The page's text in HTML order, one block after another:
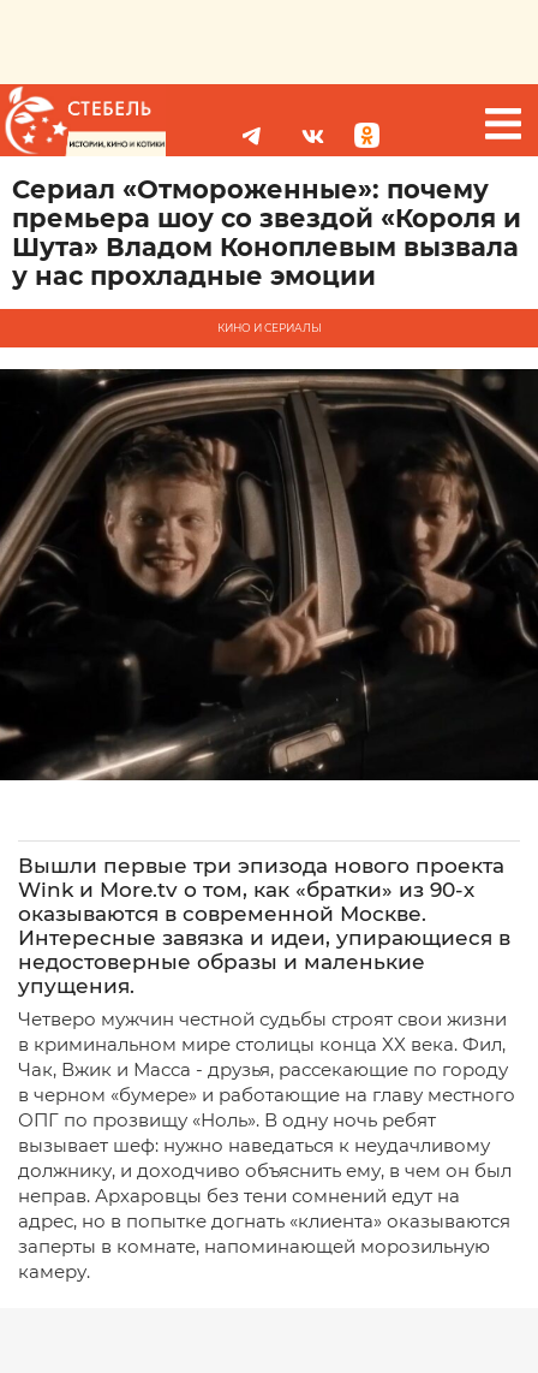
Сериал «Отмороженные»: почему
премьера шоу со звездой «Короля и
Шута» Владом Коноплевым вызвала
у нас прохладные эмоции
КИНО И СЕРИАЛЫ
Вышли первые три эпизода нового проекта
Wink и More.tv о том, как «братки» из 90-х
оказываются в современной Москве.
Интересные завязка и идеи, упирающиеся в
недостоверные образы и маленькие
упущения.
Четверо мужчин честной судьбы строят свои жизни
в криминальном мире столицы конца XX века. Фил,
Чак, Вжик и Масса - друзья, рассекающие по городу
в черном «бумере» и работающие на главу местного
ОПГ по прозвищу «Ноль». В одну ночь ребят
вызывает шеф: нужно наведаться к неудачливому
должнику, и доходчиво объяснить ему, в чем он был
неправ. Архаровцы без тени сомнений едут на
адрес, но в попытке догнать «клиента» оказываются
заперты в комнате, напоминающей морозильную
камеру.